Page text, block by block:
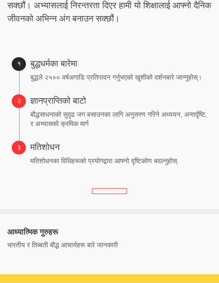
सक्छौं। अभ्यासलाई निरन्तरता दिएर हामी यो शिक्षालाई आफ्नो दैनिक
जीवनको अभिन्न अंग बनाउन सक्छौं।
बुद्धधर्मका बारेमा
बुद्धले २५०० वर्षअगाडि प्रतिपादन गर्नुभएको खुशीको दर्शनबारे जान्नुहोस्।
ज्ञानप्राप्तिको बाटो
बौद्धसाधनाको सुदृढ जग बसाउनका लागि अनुसरण गरिने अध्ययन, अन्तर्दृष्टि,
र अभ्यासको क्रमिक मार्ग
मतिशोधन
मतिशोधनका विधिहरूको प्रयोगद्वारा आफ्नो दृष्टिकोण बदल्नुहोस्
आध्यात्मिक गुरुहरू
भारतीय र तिब्बती बौद्ध आचार्यहरू बारे जानकारी